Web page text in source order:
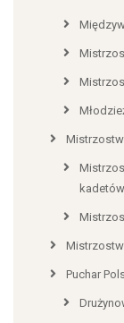
kadetów
Puchar